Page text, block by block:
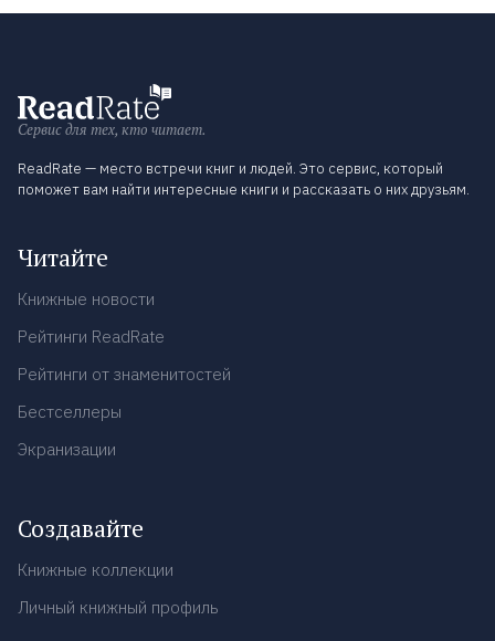
Сервис для тех, кто читает.
ReadRate — место встречи книг и людей. Это сервис, который
поможет вам найти интересные книги и рассказать о них друзьям.
Читайте
Книжные новости
Рейтинги ReadRate
Рейтинги от знаменитостей
Бестселлеры
Экранизации
Создавайте
Книжные коллекции
Личный книжный профиль